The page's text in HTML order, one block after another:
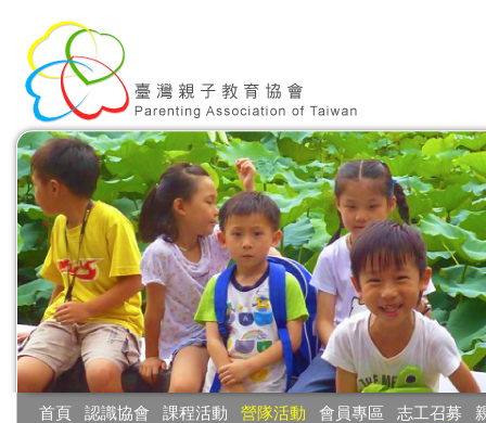
首頁 認識協會 課程活動 營隊活動 會員專區 志工召募